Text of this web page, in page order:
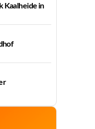
Kaalheide in